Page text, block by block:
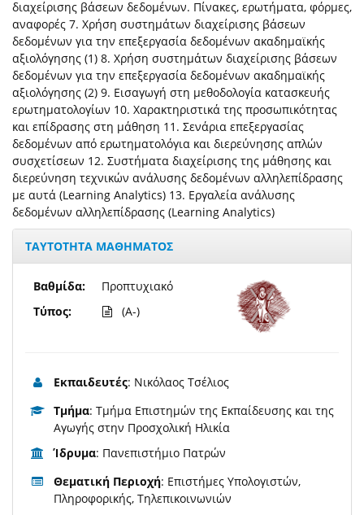
διαχείρισης βάσεων δεδομένων. Πίνακες, ερωτήματα, φόρμες,
αναφορές 7. Χρήση συστημάτων διαχείρισης βάσεων
δεδομένων για την επεξεργασία δεδομένων ακαδημαϊκής
αξιολόγησης (1) 8. Χρήση συστημάτων διαχείρισης βάσεων
δεδομένων για την επεξεργασία δεδομένων ακαδημαϊκής
αξιολόγησης (2) 9. Εισαγωγή στη μεθοδολογία κατασκευής
ερωτηματολογίων 10. Χαρακτηριστικά της προσωπικότητας
και επίδρασης στη μάθηση 11. Σενάρια επεξεργασίας
δεδομένων από ερωτηματολόγια και διερεύνησης απλών
συσχετίσεων 12. Συστήματα διαχείρισης της μάθησης και
διερεύνηση τεχνικών ανάλυσης δεδομένων αλληλεπίδρασης
με αυτά (Learning Analytics) 13. Εργαλεία ανάλυσης
δεδομένων αλληλεπίδρασης (Learning Analytics)
ΤΑΥΤΟΤΗΤΑ ΜΑΘΗΜΑΤΟΣ
Βαθμίδα:
Τύπος:
Προπτυχιακό
(A-)
Εκπαιδευτές: Νικόλαος Τσέλιος
Τμήμα: Τμήμα Επιστημών της Εκπαίδευσης και της
Αγωγής στην Προσχολική Ηλικία
Ίδρυμα: Πανεπιστήμιο Πατρών
Θεματική Περιοχή: Επιστήμες Υπολογιστών,
Πληροφορικής, Τηλεπικοινωνιών